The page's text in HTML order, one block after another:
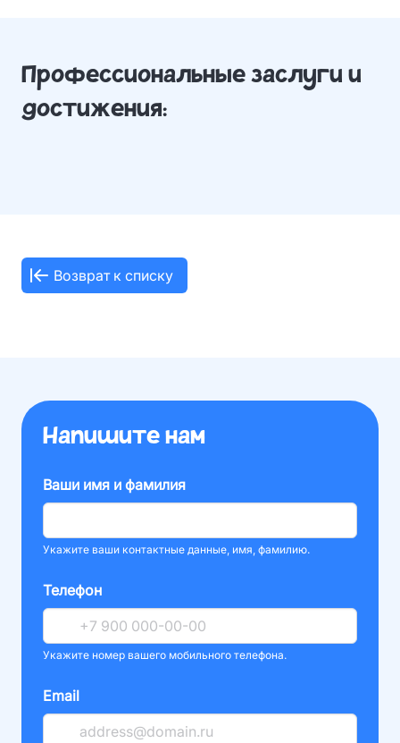
Профессиональные заслуги и
достижения:
Возврат к списку
Напишите нам
Ваши имя и фамилия
Укажите ваши контактные данные, имя, фамилию.
Телефон
Укажите номер вашего мобильного телефона.
Email